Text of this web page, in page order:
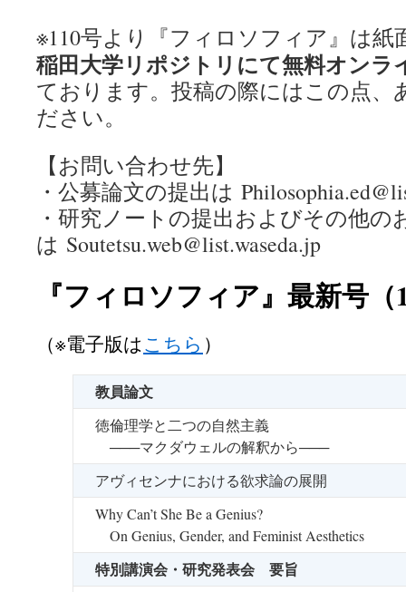
※110号より『フィロソフィア』は紙
稲田大学リポジトリにて無料オンラ
ております。投稿の際にはこの点、
ださい。
【お問い合わせ先】
・公募論文の提出は
・研究ノートの提出およびその他の
は Soutetsu.web@list.waseda.jp
『フィロソフィア』最新号
（※電子版はこちら ）
教員論文
徳倫理学と二つの自然主義
───マクダウェルの解釈から───
アヴィセンナにおける欲求論の展開
Why Can’t She Be a Genius?
On Genius, Gender, and Feminist Aesthetics
特別講演会・研究発表会 要旨